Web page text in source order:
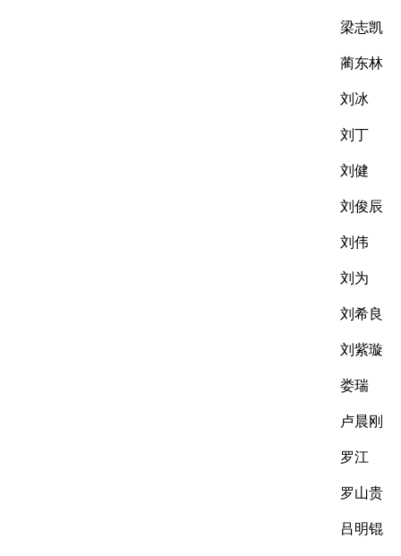
梁志凯
蔺东林
刘冰
刘丁
刘健
刘俊辰
刘伟
刘为
刘希良
刘紫璇
娄瑞
卢晨刚
罗江
罗山贵
吕明锟